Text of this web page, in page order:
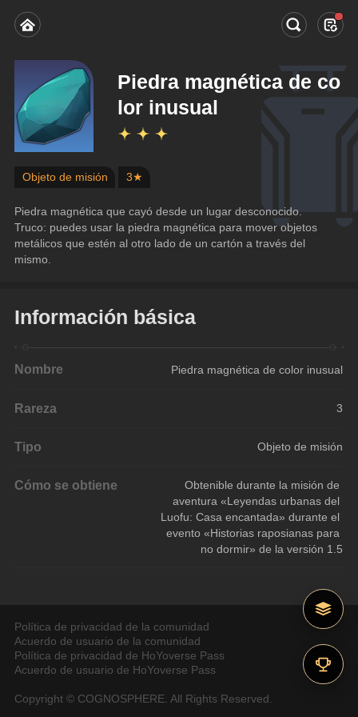
Piedra magnética de co
lor inusual
Objeto de misión 3★
Piedra magnética que cayó desde un lugar desconocido.
Truco: puedes usar la piedra magnética para mover objetos
metálicos que estén al otro lado de un cartón a través del
mismo.
Información básica
Nombre Piedra magnética de color inusual
Rareza 3
Tipo Objeto de misión
Cómo se obtiene
Obtenible durante la misión de
aventura «Leyendas urbanas del
Luofu: Casa encantada» durante el
evento «Historias raposianas para
no dormir» de la versión 1.5
Política de privacidad de la comunidad
Acuerdo de usuario de la comunidad
Política de privacidad de HoYoverse Pass
Acuerdo de usuario de HoYoverse Pass
Copyright © COGNOSPHERE. All Rights Reserved.